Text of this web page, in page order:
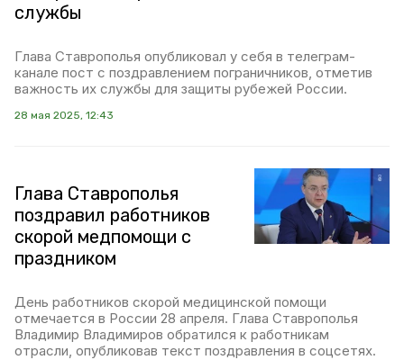
службы
Глава Ставрополья опубликовал у себя в телеграм-
канале пост с поздравлением пограничников, отметив
важность их службы для защиты рубежей России.
28 мая 2025, 12:43
Глава Ставрополья
поздравил работников
скорой медпомощи с
праздником
День работников скорой медицинской помощи
отмечается в России 28 апреля. Глава Ставрополья
Владимир Владимиров обратился к работникам
отрасли, опубликовав текст поздравления в соцсетях.